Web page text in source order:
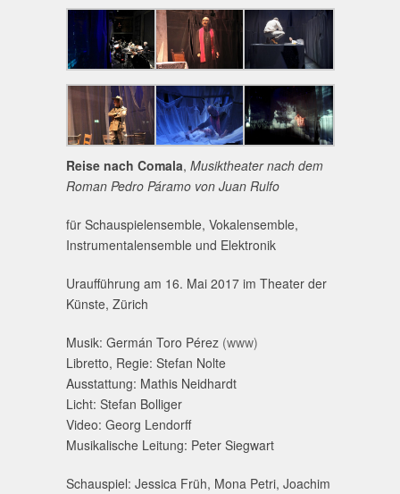
Reise nach Comala, Musiktheater nach dem
Roman Pedro Páramo von Juan Rulfo
für Schauspielensemble, Vokalensemble,
Instrumentalensemble und Elektronik
Uraufführung am 16. Mai 2017 im Theater der
Künste, Zürich
Musik: Germán Toro Pérez (www)
Libretto, Regie: Stefan Nolte
Ausstattung: Mathis Neidhardt
Licht: Stefan Bolliger
Video: Georg Lendorff
Musikalische Leitung: Peter Siegwart
Schauspiel: Jessica Früh, Mona Petri, Joachim